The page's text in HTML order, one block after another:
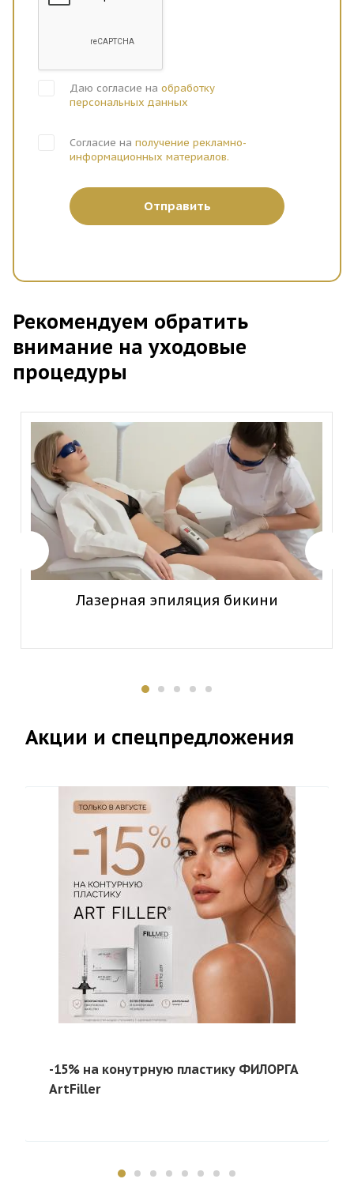
Даю согласие на обработку
персональных данных
Согласие на получение рекламно-
информационных материалов.
Отправить
Рекомендуем обратить
внимание на уходовые
процедуры
Лазерная эпиляция бикини
Акции и спецпредложения
-15% на конутрную пластику ФИЛОРГА
ArtFiller